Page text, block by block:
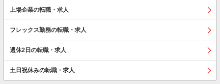
上場企業の転職・求人
フレックス勤務の転職・求人
週休2日の転職・求人
土日祝休みの転職・求人